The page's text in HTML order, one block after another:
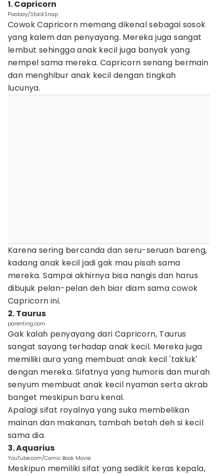
1. Capricorn
Pixabay/StockSnap
Cowok Capricorn memang dikenal sebagai sosok
yang kalem dan penyayang. Mereka juga sangat
lembut sehingga anak kecil juga banyak yang
nempel sama mereka. Capricorn senang bermain
dan menghibur anak kecil dengan tingkah
lucunya.
Karena sering bercanda dan seru-seruan bareng,
kadang anak kecil jadi gak mau pisah sama
mereka. Sampai akhirnya bisa nangis dan harus
dibujuk pelan-pelan deh biar diam sama cowok
Capricorn ini.
2. Taurus
parenting.com
Gak kalah penyayang dari Capricorn, Taurus
sangat sayang terhadap anak kecil. Mereka juga
memiliki aura yang membuat anak kecil 'takluk'
dengan mereka. Sifatnya yang humoris dan murah
senyum membuat anak kecil nyaman serta akrab
banget meskipun baru kenal.
Apalagi sifat royalnya yang suka membelikan
mainan dan makanan, tambah betah deh si kecil
sama dia.
3. Aquarius
YouTube.com/Comic Book Movie
Meskipun memiliki sifat yang sedikit keras kepala,